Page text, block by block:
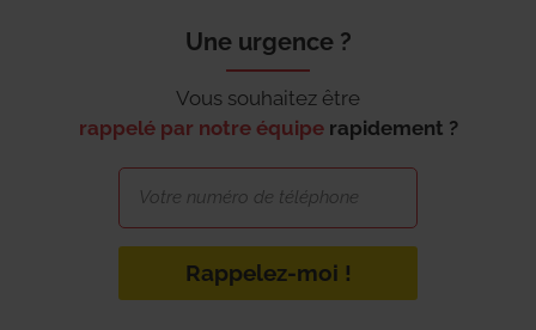
Une urgence ?
Vous souhaitez être
rappelé par notre équipe rapidement ?
Rappelez-moi !